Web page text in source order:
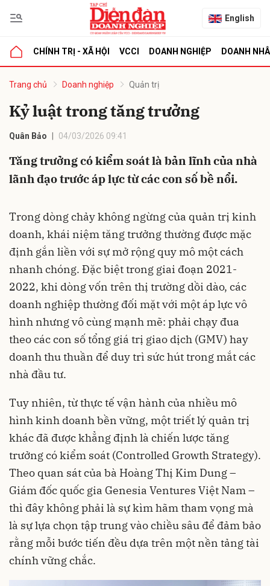
English
CHÍNH TRỊ - XÃ HỘI VCCI DOANH NGHIỆP DOANH
Trang chủ Doanh nghiệp Quản trị
Kỷ luật trong tăng trưởng
Quân Bảo 04/03/2026 09:41
Tăng trưởng có kiểm soát là bản lĩnh của nhà
lãnh đạo trước áp lực từ các con số bề nổi.
Trong dòng chảy không ngừng của quản trị kinh
doanh, khái niệm tăng trưởng thường được mặc
định gắn liền với sự mở rộng quy mô một cách
nhanh chóng. Đặc biệt trong giai đoạn 2021-
2022, khi dòng vốn trên thị trường dồi dào, các
doanh nghiệp thường đối mặt với một áp lực vô
hình nhưng vô cùng mạnh mẽ: phải chạy đua
theo các con số tổng giá trị giao dịch (GMV) hay
doanh thu thuần để duy trì sức hút trong mắt các
nhà đầu tư.
Tuy nhiên, từ thực tế vận hành của nhiều mô
hình kinh doanh bền vững, một triết lý quản trị
khác đã được khẳng định là chiến lược tăng
trưởng có kiểm soát (Controlled Growth Strategy).
Theo quan sát của bà Hoàng Thị Kim Dung –
Giám đốc quốc gia Genesia Ventures Việt Nam –
thì đây không phải là sự kìm hãm tham vọng mà
là sự lựa chọn tập trung vào chiều sâu để đảm bảo
rằng mỗi bước tiến đều dựa trên một nền tảng tài
chính vững chắc.
luận